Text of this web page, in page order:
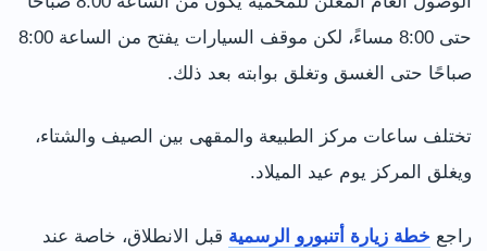
حتى 8:00 مساءً، لكن موقف السيارات يفتح من الساعة 8:00
صباحًا حتى الغسق وتغلق بوابته بعد ذلك.
تختلف ساعات مركز الطبيعة والمقهى بين الصيف والشتاء،
ويغلق المركز يوم عيد الميلاد.
راجع خطة زيارة أتنبورو الرسمية قبل الانطلاق، خاصة عند